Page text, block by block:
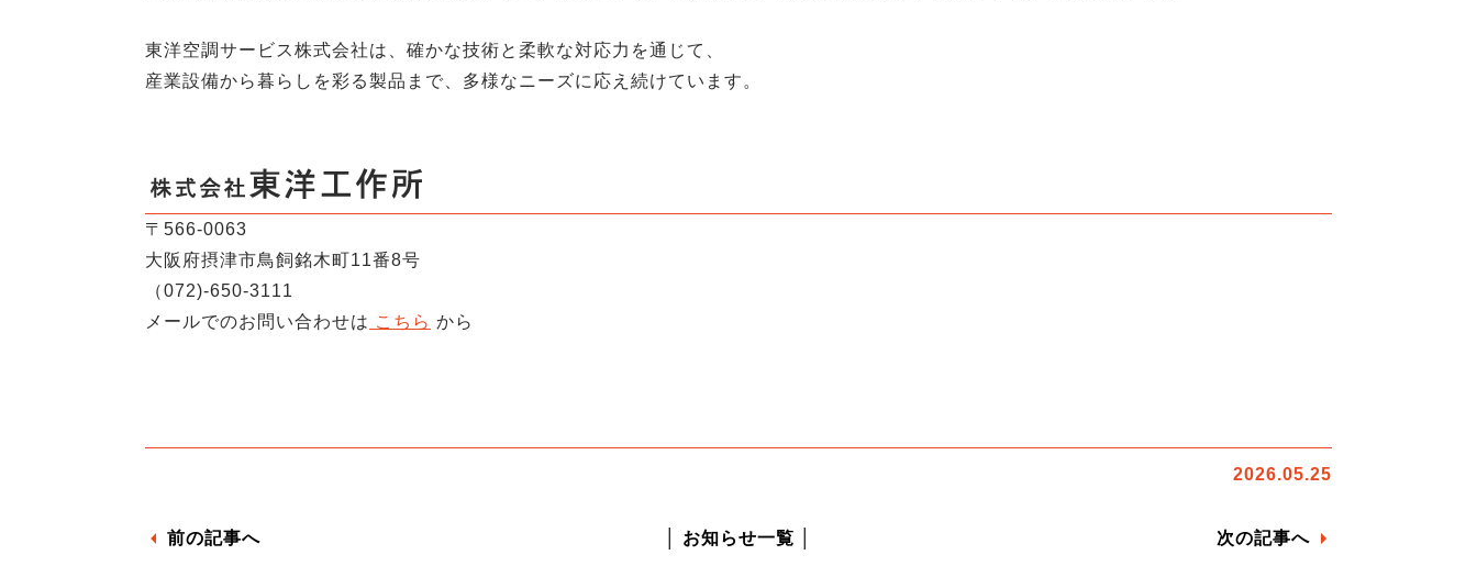
東洋空調サービス株式会社は、確かな技術と柔軟な対応力を通じて、
産業設備から暮らしを彩る製品まで、多様なニーズに応え続けています。
〒566-0063
大阪府摂津市鳥飼銘木町11番8号
（072)-650-3111
メールでのお問い合わせは こちら から
2026.05.25
前の記事へ 次の記事へ
│ お知らせ一覧 │